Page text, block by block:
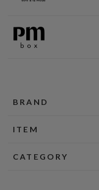
BRAND
ITEM
CATEGORY